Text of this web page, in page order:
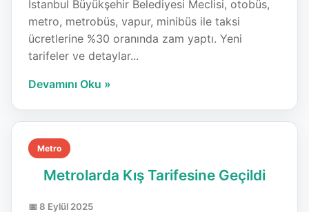
İstanbul Büyükşehir Belediyesi Meclisi, otobüs,
metro, metrobüs, vapur, minibüs ile taksi
ücretlerine %30 oranında zam yaptı. Yeni
tarifeler ve detaylar...
Devamını Oku »
Metro
Metrolarda Kış Tarifesine Geçildi
📅 8 Eylül 2025